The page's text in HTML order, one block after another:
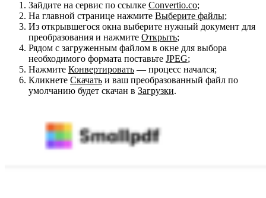
Зайдите на сервис по ссылке Convertio.со;
На главной странице нажмите Выберите файлы;
Из открывшегося окна выберите нужный документ для
преобразования и нажмите Открыть;
Рядом с загруженным файлом в окне для выбора
необходимого формата поставьте JPEG;
Нажмите Конвертировать — процесс начался;
Кликнете Скачать и ваш преобразованный файл по
умолчанию будет скачан в Загрузки.